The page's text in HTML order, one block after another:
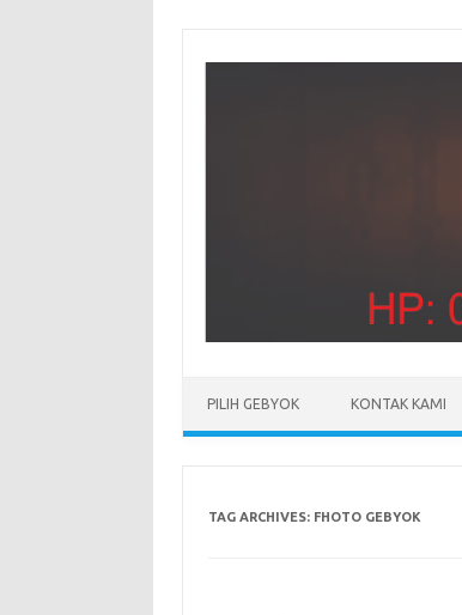
PILIH GEBYOK KONTAK KAMI
TAG ARCHIVES: FHOTO GEBYOK